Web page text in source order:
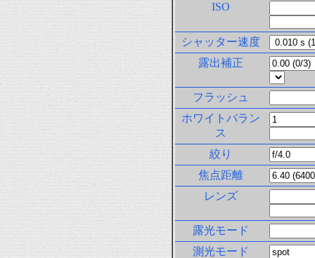
ISO
シャッター速度
露出補正
フラッシュ
ホワイトバラン
ス
絞り
焦点距離
レンズ
露光モード
測光モード